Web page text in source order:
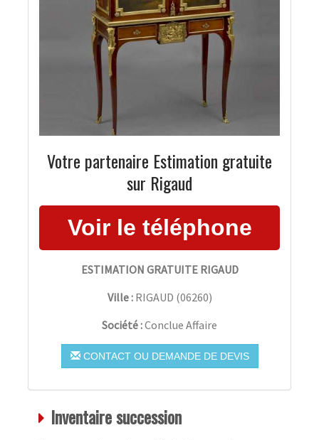
Votre partenaire Estimation gratuite
sur Rigaud
ESTIMATION GRATUITE RIGAUD
Ville : RIGAUD (06260)
Société :Conclue Affaire
CONTACT OU DEMANDE DE DEVIS
Inventaire succession